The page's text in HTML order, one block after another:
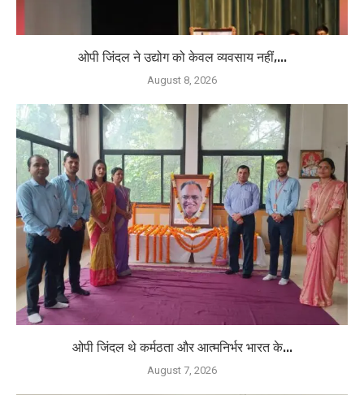
ओपी जिंदल ने उद्योग को केवल व्यवसाय नहीं,...
August 8, 2026
ओपी जिंदल थे कर्मठता और आत्मनिर्भर भारत के...
August 7, 2026